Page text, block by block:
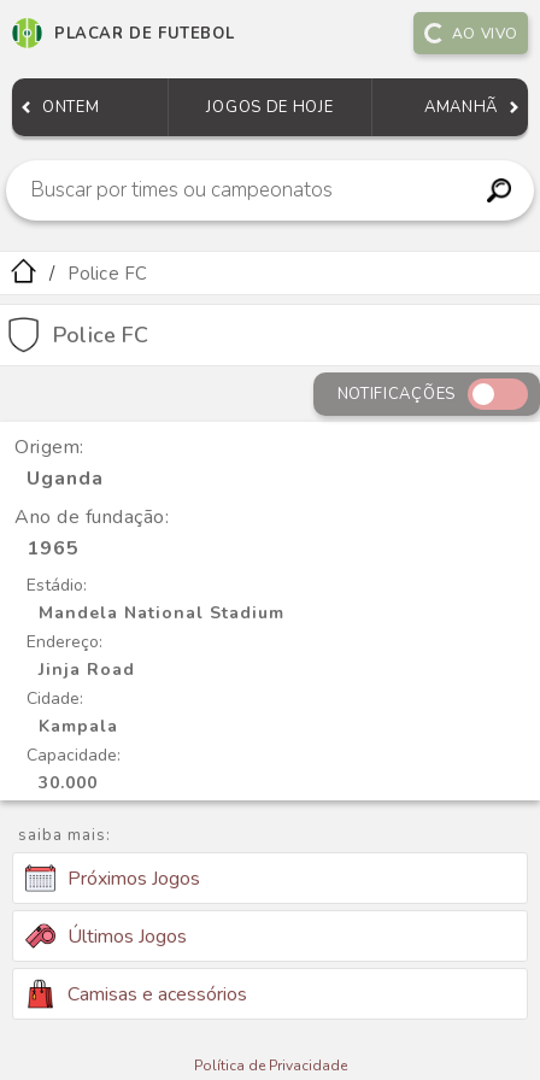
PLACAR DE FUTEBOL AO VIVO
ONTEM JOGOS DE HOJE AMANHÃ
Police FC
Police FC
NOTIFICAÇÕES
Origem:
Uganda
Ano de fundação:
1965
Estádio:
Mandela National Stadium
Endereço:
Jinja Road
Cidade:
Kampala
Capacidade:
30.000
saiba mais:
Próximos Jogos
Últimos Jogos
Camisas e acessórios
Política de Privacidade